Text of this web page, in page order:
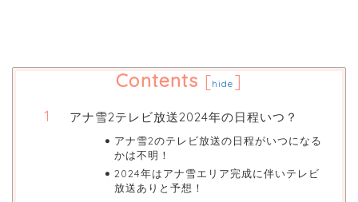
Contents [hide ]
アナ雪2テレビ放送2024年の日程いつ？
アナ雪2のテレビ放送の日程がいつになる
かは不明！
2024年はアナ雪エリア完成に伴いテレビ
放送ありと予想！